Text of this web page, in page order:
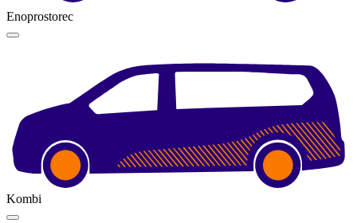
Enoprostorec
Kombi